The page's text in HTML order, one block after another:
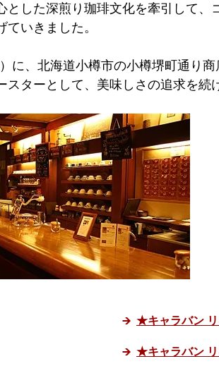
とした深煎り珈琲文化を牽引して、
ていきました。
に、北海道小樽市の小樽堺町通り
スターとして、美味しさの追求を続
★キャラバン リ
★キャラバン リ